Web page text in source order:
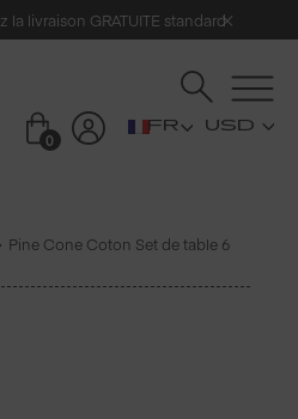
la livraison GRATUITE standard
0
USD
Pine Cone Coton Set de table 6